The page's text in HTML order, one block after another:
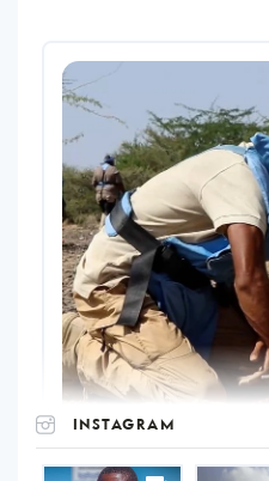
INSTAGRAM